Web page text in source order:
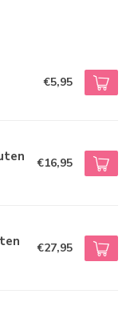
€5,95
€16,95
€27,95